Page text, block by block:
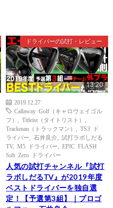
ドライバーの試打・レビュー
13:20
2019.12.27
Callaway Golf（キャロウェイゴル
フ）
Titleist（タイトリスト）
Trackman（トラックマン）
TS3 ド
ライバー
石井良介
試打ラボしだる
TV, M5 ドライバー
EPIC FLASH
Sub Zero ドライバー
人気の試打チャンネル『試打
ラボしだるTV』が2019年度
ベストドライバーを独自選
定！【予選第3組】｜プロゴ